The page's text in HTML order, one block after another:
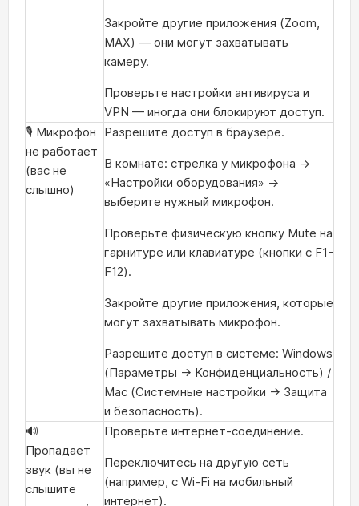
Закройте другие приложения (Zoom,
MAX) — они могут захватывать
камеру.
Проверьте настройки антивируса и
VPN — иногда они блокируют доступ.
🎙️ Микрофон
не работает
(вас не
слышно)
Разрешите доступ в браузере.
В комнате: стрелка у микрофона →
«Настройки оборудования» →
выберите нужный микрофон.
Проверьте физическую кнопку Mute на
гарнитуре или клавиатуре (кнопки с F1-
F12).
Закройте другие приложения, которые
могут захватывать микрофон.
Разрешите доступ в системе: Windows
(Параметры → Конфиденциальность) /
Mac (Системные настройки → Защита
и безопасность).
🔊
Пропадает
звук (вы не
слышите
Проверьте интернет-соединение.
Переключитесь на другую сеть
(например, с Wi-Fi на мобильный
интернет).